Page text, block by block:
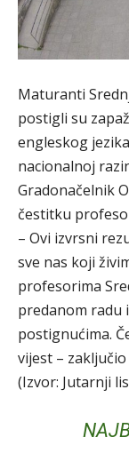
Maturanti
postigli su
engleskog
nacionalnoj
Gradonačelnik
čestitku
– Ovi izvrsni
sve nas koji
profesorima
predanom radu
postignućima.
vijest –
(Izvor: Jutarnji